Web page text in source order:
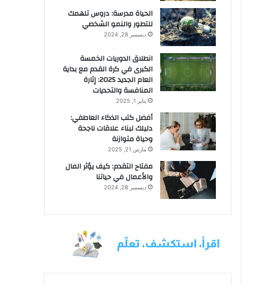
الحياة مدرسة: دروس تلهمك
للتطور والنمو الشخصي
ديسمبر 28, 2024
انطلاق الدوريات الخمسة
الكبرى في كرة القدم مع بداية
العام الجديد 2025: إثارة
المنافسة والتحديات
يناير 1, 2025
أفضل كتب الذكاء العاطفي:
دليلك لبناء علاقات ناجحة
وحياة متوازنة
مارس 21, 2025
مفتاح التقدم: كيف يؤثر المال
والأعمال في حياتنا
ديسمبر 28, 2024